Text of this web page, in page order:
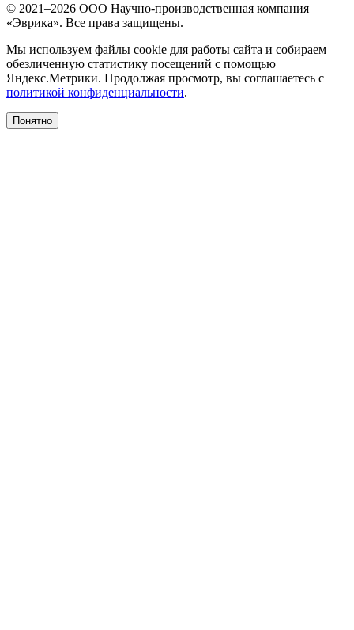
© 2021–2026 ООО Научно-производственная компания
«Эврика». Все права защищены.
Мы используем файлы cookie для работы сайта и собираем
обезличенную статистику посещений с помощью
Яндекс.Метрики. Продолжая просмотр, вы соглашаетесь с
политикой конфиденциальности.
Понятно